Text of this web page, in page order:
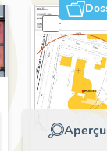
Aperçu